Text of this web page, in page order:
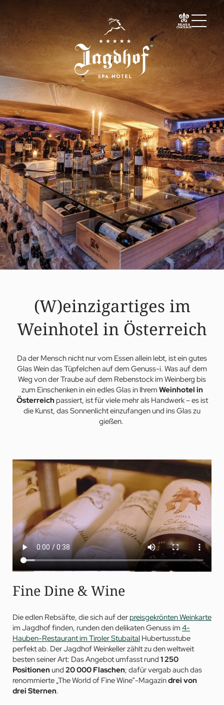
01 Der Jagdhof
02 Zimmer & Suiten
03 Cuisine
Cuisine
Hubertusstube
Fonduegondel
Weinkeller
Kaminbar
Tischreservierung
04 Spa & Fitness
05 Angebote
06 Aktivitäten
07 Events
(W)einzigartiges im
Weinhotel in Österreich
Da der Mensch nicht nur vom Essen allein lebt, ist ein gutes
Glas Wein das Tüpfelchen auf dem Genuss-i. Was auf dem
Weg von der Traube auf dem Rebenstock im Weinberg bis
zum Einschenken in ein edles Glas in Ihrem Weinhotel in
Österreich passiert, ist für viele mehr als Handwerk – es ist
die Kunst, das Sonnenlicht einzufangen und ins Glas zu
gießen.
Fine Dine & Wine
Die edlen Rebsäfte, die sich auf der preisgekrönten Weinkarte
im Jagdhof finden, runden den delikaten Genuss im 4-
Hauben-Restaurant im Tiroler Stubaital Hubertusstube
perfekt ab. Der Jagdhof Weinkeller zählt zu den weltweit
besten seiner Art: Das Angebot umfasst rund 1 250
Positionen und 20 000 Flaschen; dafür vergab auch das
renommierte „The World of Fine Wine“-Magazindrei von
drei Sternen.